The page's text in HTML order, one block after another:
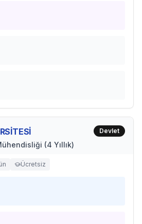
(4 Yıllık)
Devlet
Ücretsiz